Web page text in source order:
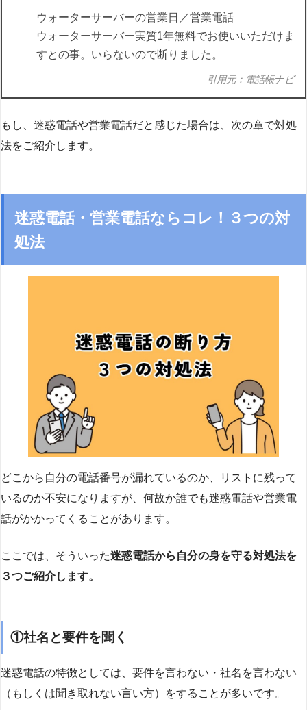
ウォーターサーバーの営業日／営業電話
ウォーターサーバー実質1年無料でお使いいただけま
すとの事。いらないので断りました。
引用元：電話帳ナビ
もし、迷惑電話や営業電話だと感じた場合は、次の章で対処
法をご紹介します。
迷惑電話・営業電話ならコレ！３つの対
処法
どこから自分の電話番号が漏れているのか、リストに残って
いるのか不安になりますが、何故か誰でも迷惑電話や営業電
話がかかってくることがあります。
ここでは、そういった迷惑電話から自分の身を守る対処法を
３つご紹介します。
①社名と要件を聞く
迷惑電話の特徴としては、要件を言わない・社名を言わない
（もしくは聞き取れない言い方）をすることが多いです。